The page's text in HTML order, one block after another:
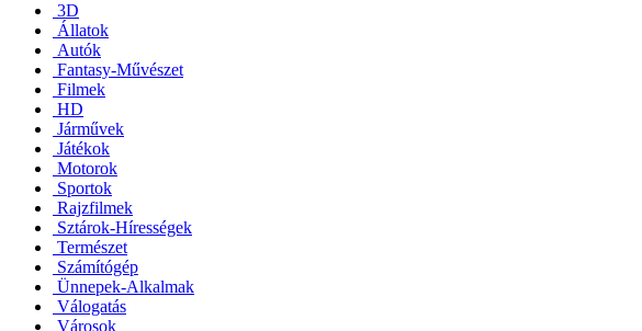
3D
Állatok
Autók
Fantasy-Művészet
Filmek
HD
Járművek
Játékok
Motorok
Sportok
Rajzfilmek
Sztárok-Hírességek
Természet
Számítógép
Ünnepek-Alkalmak
Válogatás
Városok